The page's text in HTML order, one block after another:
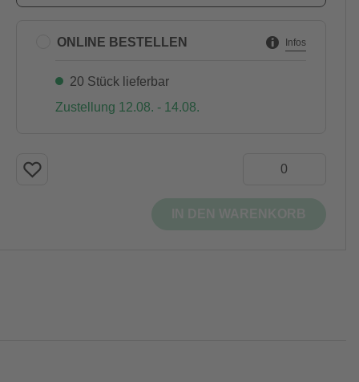
ONLINE BESTELLEN Infos
20 Stück lieferbar
Zustellung 12.08. - 14.08.